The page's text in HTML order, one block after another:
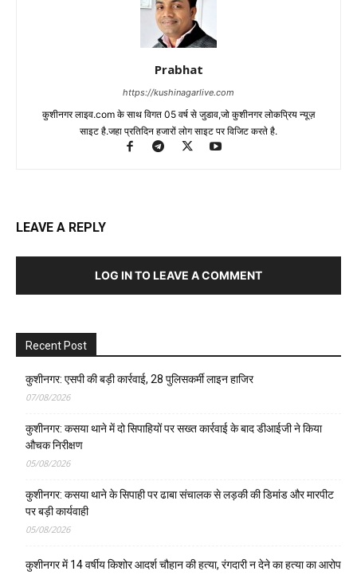
Prabhat
https://kushinagarlive.com
कुशीनगर लाइव.com के साथ विगत 05 वर्ष से जुडाव,जो कुशीनगर लोकप्रिय न्यूज़
साइट है.जहा प्रतिदिन हजारों लोग साइट पर विजिट करते है.
LEAVE A REPLY
LOG IN TO LEAVE A COMMENT
Recent Post
कुशीनगर: एसपी की बड़ी कार्रवाई, 28 पुलिसकर्मी लाइन हाजिर
07/08/2026
कुशीनगर: कसया थाने में दो सिपाहियों पर सख्त कार्रवाई के बाद डीआईजी ने किया
औचक निरीक्षण
05/08/2026
कुशीनगर: कसया थाने के सिपाही पर ढाबा संचालक से लड़की की डिमांड और मारपीट
पर बड़ी कार्यवाही
05/08/2026
कुशीनगर में 14 वर्षीय किशोर आदर्श चौहान की हत्या, रंगदारी न देने का हत्या का आरोप